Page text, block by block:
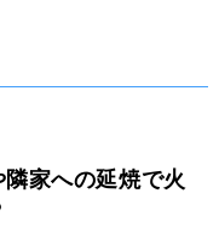
家への延焼で火